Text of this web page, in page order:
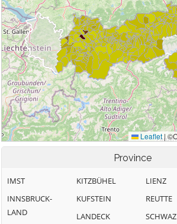
Province
IMST
INNSBRUCK-
LAND
KITZBÜHEL
KUFSTEIN
LANDECK
LIENZ
REUTTE
SCHWAZ